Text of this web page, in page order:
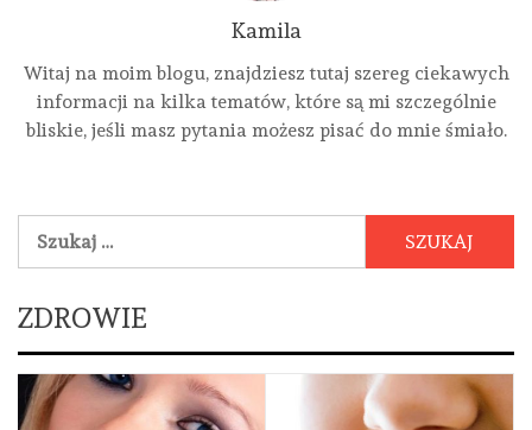
Kamila
Witaj na moim blogu, znajdziesz tutaj szereg ciekawych
informacji na kilka tematów, które są mi szczególnie
bliskie, jeśli masz pytania możesz pisać do mnie śmiało.
Szukaj:
ZDROWIE